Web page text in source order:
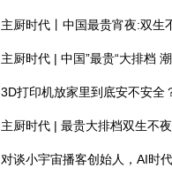
升级，真人剧依然
在，真情实感难以
上海雨夜绝杀！这
声”的比赛，正在偷
上海这家店的墙上
主厨时代丨中国最贵宵夜:双生
主厨时代 | 中国”最贵“大排档
3D打印机放家里到底安不安全
主厨时代 | 最贵大排档双生不
对谈小宇宙播客创始人，AI时